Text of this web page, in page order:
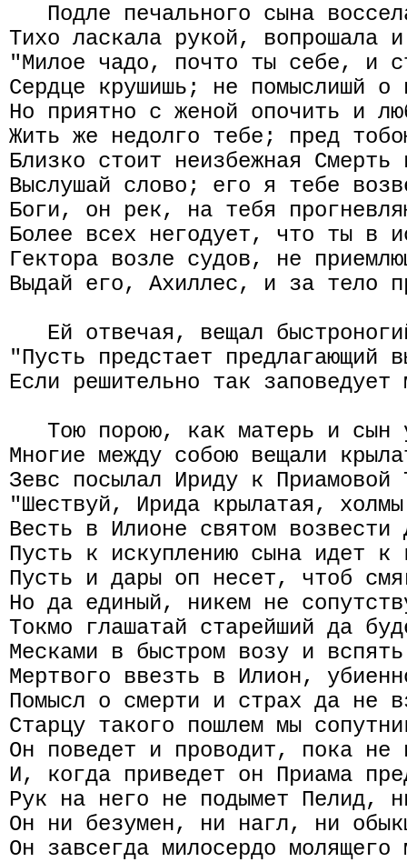
Подле печального сына
Тихо ласкала рукой, вопрошала
"Милое чадо, почто ты себе, и
Сердце крушишь; не помыслишй
Но приятно с женой опочить и
Жить же недолго тебе; пред
Близко стоит неизбежная
Выслушай слово; его я тебе
Боги, он рек, на тебя
Более всех негодует, что ты в
Гектора возле судов, не
Выдай его, Ахиллес, и за тело
Ей отвечая, вещал
"Пусть предстает
Если решительно так
Тою порою, как матерь и
Многие между собою вещали
Зевс посылал Ириду к
"Шествуй, Ирида крылатая,
Весть в Илионе святом
Пусть к искуплению сына идет
Пусть и дары оп несет, чтоб
Но да единый, никем не
Токмо глашатай старейший да
Месками в быстром возу и
Мертвого ввезть в Илион,
Помысл о смерти и страх да не
Старцу такого пошлем мы
Он поведет и проводит, пока
И, когда приведет он Приама
Рук на него не подымет Пелид,
Он ни безумен, ни нагл, ни
Он завсегда милосердо